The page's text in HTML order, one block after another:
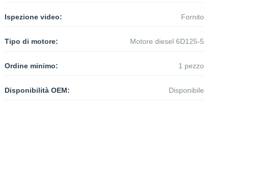
Ispezione video: Fornito
Tipo di motore: Motore diesel 6D125-5
Ordine minimo: 1 pezzo
Disponibilità OEM: Disponibile